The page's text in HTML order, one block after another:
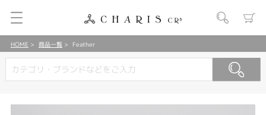
HOME 商品一覧 Feather